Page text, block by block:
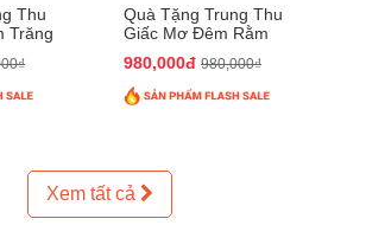
Thu
Trăng
Quà Tặng Trung Thu
Giấc Mơ Đêm Rằm
980,000đ 980,000₫
Xem tất cả